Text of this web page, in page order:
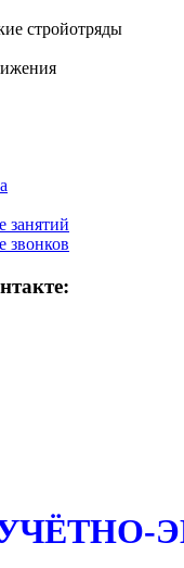
стройотряды
занятий
звонков